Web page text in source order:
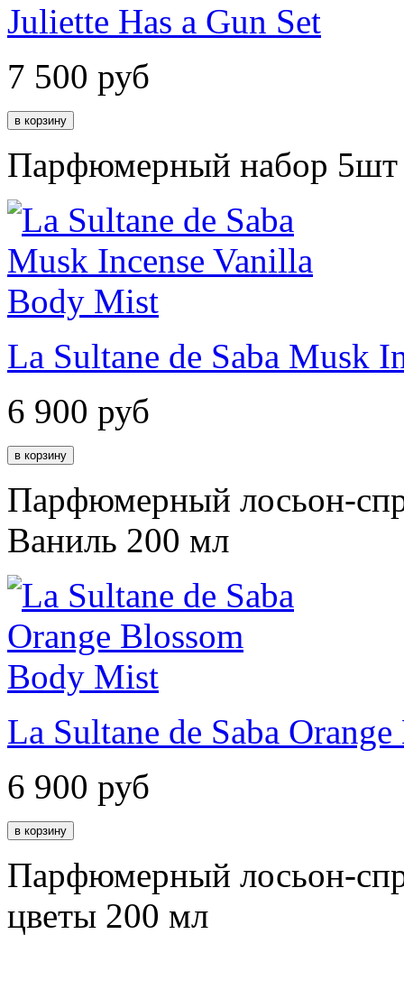
Juliette Has a Gun Set
7 500 руб
Парфюмерный набор
La Sultane de Saba Musk
6 900 руб
Парфюмерный лосьон-
Ваниль 200 мл
La Sultane de Saba
6 900 руб
Парфюмерный лосьон-
цветы 200 мл